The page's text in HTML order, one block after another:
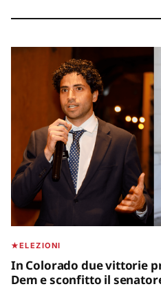
ELEZIONI
In Colorado due vittorie
Dem e sconfitto il